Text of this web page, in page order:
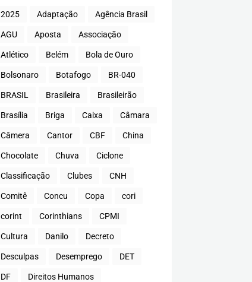
2025 Adaptação Agência Brasil
AGU Aposta Associação
Atlético Belém Bola de Ouro
Bolsonaro Botafogo BR-040
BRASIL Brasileira Brasileirão
Brasília Briga Caixa Câmara
Câmera Cantor CBF China
Chocolate Chuva Ciclone
Classificação Clubes CNH
Comitê Concu Copa cori
corint Corinthians CPMI
Cultura Danilo Decreto
Desculpas Desemprego DET
DF Direitos Humanos